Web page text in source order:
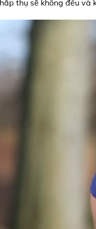
thụ sẽ không đều và